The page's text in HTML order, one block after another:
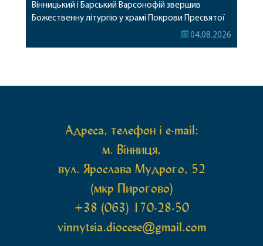
Вінницький і Барський Варсонофій звершив
Божественну літургію у храмі Покрови Пресвятої
Богородиці села Терешки Барського благочиння.
04.08.2026
Адреса, телефон і e-mail:
м. Вінниця,
вул. Ярослава Мудрого, 52
(мкр Пирогово)
+38 (063) 170-28-50
vinnytsia.diocese@gmail.com